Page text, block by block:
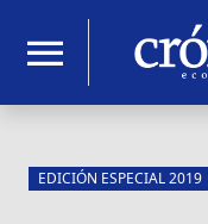
menu
EDICIÓN ESPECIAL 2019